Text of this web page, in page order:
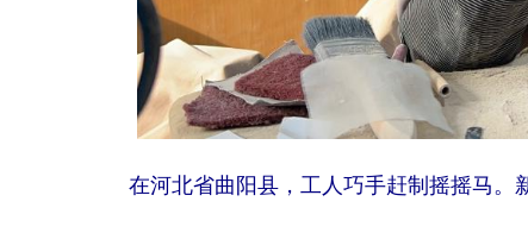
在河北省曲阳县，工人巧手赶制摇摇马。